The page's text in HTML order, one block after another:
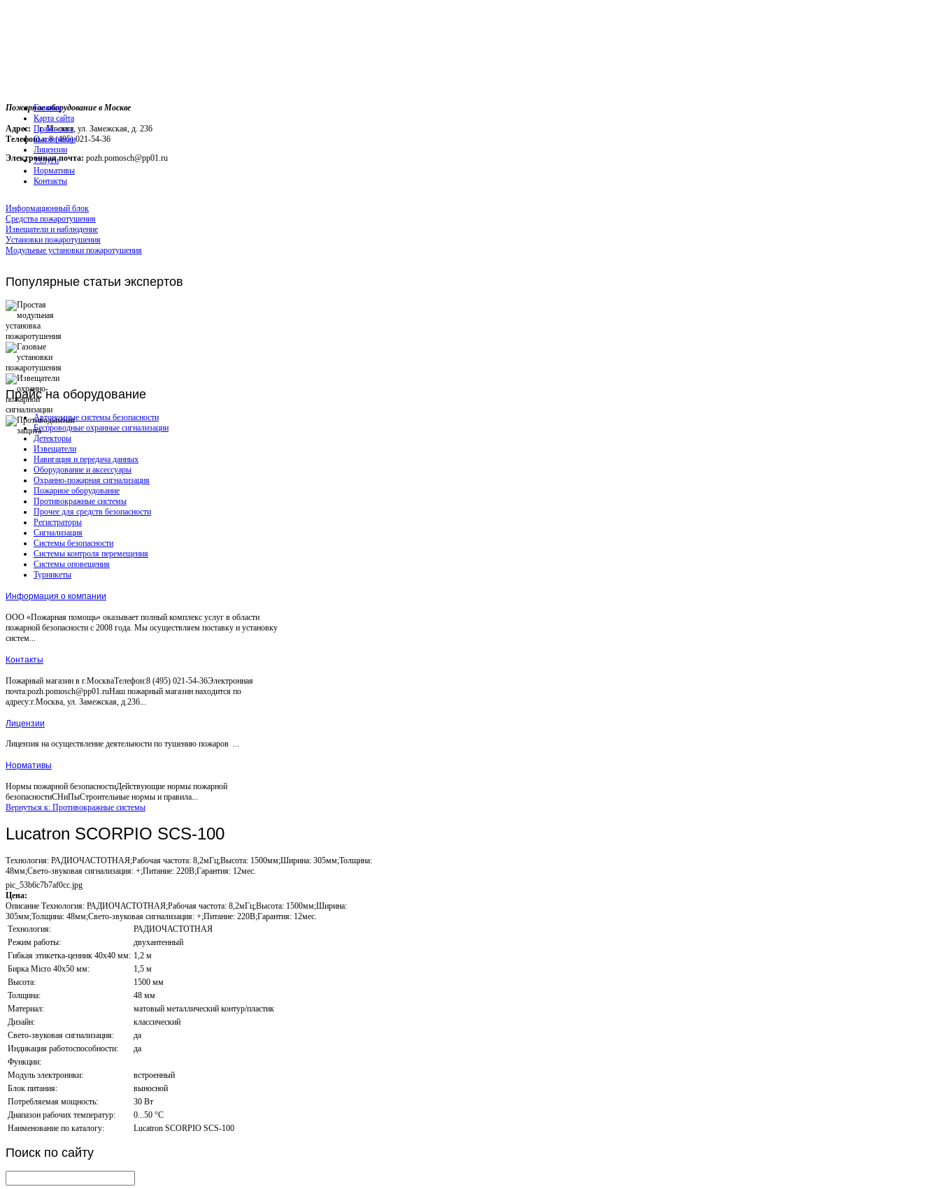
Пожарное оборудование в Москве
Адрес: г. Москва, ул. Замежская, д. 236
Телефоны:8 (495) 021-54-36
Электронная почта: pozh.pomosch@pp01.ru
Главная
Карта сайта
Прайс-лист
О компании
Лицензии
Услуги
Нормативы
Контакты
Информационный блок
Средства пожаротушения
Извещатели и наблюдение
Установки пожаротушения
Модульные установки пожаротушения
Популярные статьи экспертов
Прайсна оборудование
Автономные системы безопасности
Беспроводные охранные сигнализации
Детекторы
Извещатели
Навигация и передача данных
Оборудование и аксессуары
Охранно-пожарная сигнализация
Пожарное оборудование
Противокражные системы
Прочее для средств безопасности
Регистраторы
Сигнализация
Системы безопасности
Системы контроля перемещения
Системы оповещения
Турникеты
Информация о компании
ООО «Пожарная помощь» оказывает полный комплекс услуг в области
пожарной безопасности с 2008 года. Мы осуществляем поставку и установку
систем...
Контакты
Пожарный магазин в г.МоскваТелефон:8 (495) 021-54-36Электронная
почта:pozh.pomosch@pp01.ruНаш пожарный магазин находится по
адресу:г.Москва, ул. Замежская, д.236...
Лицензии
Лицензия на осуществление деятельности по тушению пожаров ...
Нормативы
Нормы пожарной безопасностиДействующие нормы пожарной
безопасностиСНиПыСтроительные нормы и правила...
Вернуться к: Противокражные системы
Lucatron SCORPIO SCS-100
Технология: РАДИОЧАСТОТНАЯ;Рабочая частота: 8,2мГц;Высота: 1500мм;Ширина: 305мм;Толщина:
48мм;Свето-звуковая сигнализация: +;Питание: 220В;Гарантия: 12мес.
pic_53b6c7b7af0cc.jpg
Цена:
Описание Технология: РАДИОЧАСТОТНАЯ;Рабочая частота: 8,2мГц;Высота: 1500мм;Ширина:
305мм;Толщина: 48мм;Свето-звуковая сигнализация: +;Питание: 220В;Гарантия: 12мес.
Технология:
РАДИОЧАСТОТНАЯ
Режим работы:
двухантенный
Гибкая этикетка-ценник 40х40 мм: 1,2 м
Бирка Micro 40x50 мм:
1,5 м
Высота:
1500 мм
Толщина:
48 мм
Материал:
матовый металлический контур/пластик
Дизайн:
классический
Свето-звуковая сигнализация:
да
Индикация работоспособности:
да
Функции:
Модуль электроники:
встроенный
Блок питания:
выносной
Потребляемая мощность:
30 Вт
Диапазон рабочих температур:
0...50 °С
Наименование по каталогу:
Lucatron SCORPIO SCS-100
Поиск по сайту